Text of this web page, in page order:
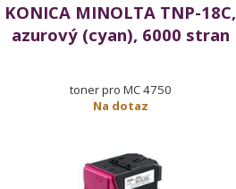
KONICA MINOLTA TNP-18C,
azurový (cyan), 6000 stran
toner pro MC 4750
Na dotaz